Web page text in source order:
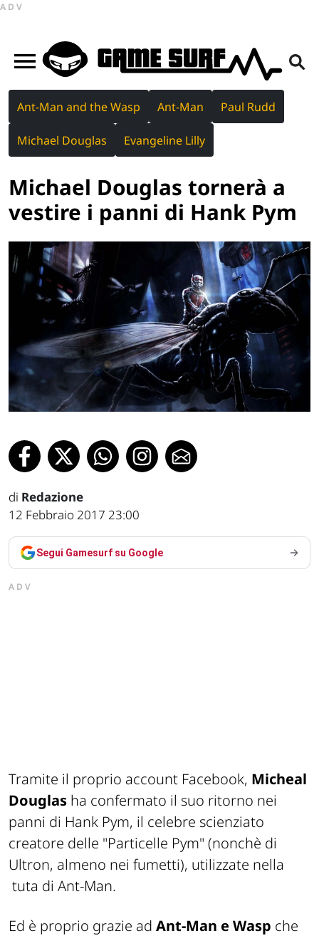
ADV
Ant-Man and the Wasp Ant-Man Paul Rudd
Michael Douglas Evangeline Lilly
Michael Douglas tornerà a
vestire i panni di Hank Pym
di Redazione
12 Febbraio 2017 23:00
Segui Gamesurf su Google
ADV
Tramite il proprio account Facebook, Micheal
Douglas ha confermato il suo ritorno nei
panni di Hank Pym, il celebre scienziato
creatore delle "Particelle Pym" (nonchè di
Ultron, almeno nei fumetti), utilizzate nella
tuta di Ant-Man.
Ed è proprio grazie ad Ant-Man e Wasp che